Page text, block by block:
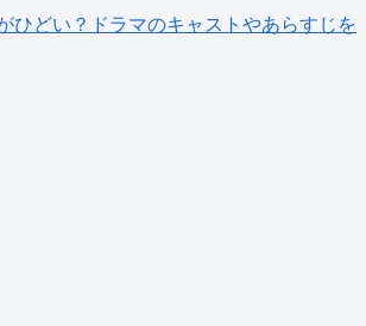
ひどい？ドラマのキャストやあらすじを